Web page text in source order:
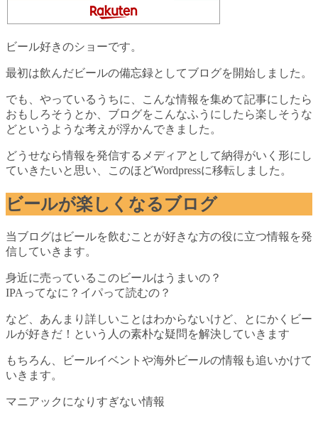
ビール好きのショーです。
最初は飲んだビールの備忘録としてブログを開始しました。
でも、やっているうちに、こんな情報を集めて記事にしたら
おもしろそうとか、ブログをこんなふうにしたら楽しそうな
どというような考えが浮かんできました。
どうせなら情報を発信するメディアとして納得がいく形にし
ていきたいと思い、このほどWordpressに移転しました。
ビールが楽しくなるブログ
当ブログはビールを飲むことが好きな方の役に立つ情報を発
信していきます。
身近に売っているこのビールはうまいの？
IPAってなに？イパって読むの？
など、あんまり詳しいことはわからないけど、とにかくビー
ルが好きだ！という人の素朴な疑問を解決していきます
もちろん、ビールイベントや海外ビールの情報も追いかけて
いきます。
マニアックになりすぎない情報